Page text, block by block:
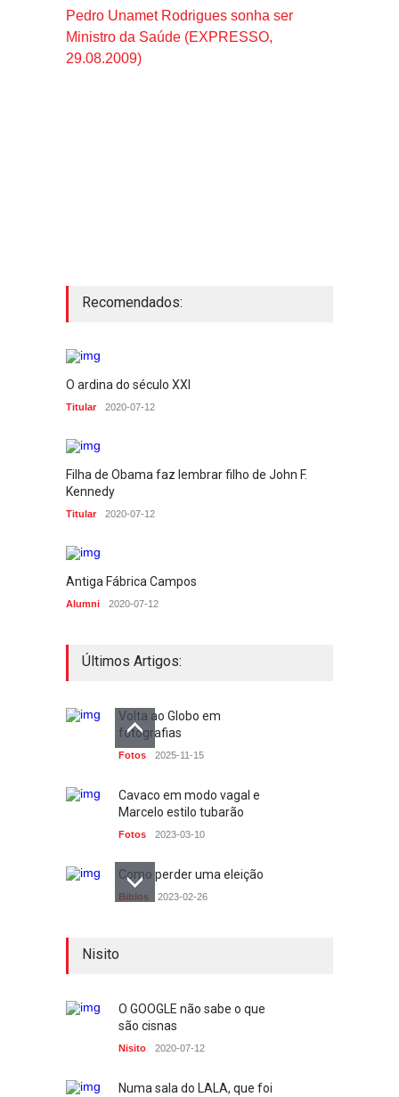
Pedro Unamet Rodrigues sonha ser
Ministro da Saúde (EXPRESSO,
29.08.2009)
Recomendados:
O ardina do século XXI
Titular 2020-07-12
Filha de Obama faz lembrar filho de John F.
Kennedy
Titular 2020-07-12
Antiga Fábrica Campos
Alumni 2020-07-12
Últimos Artigos:
Volta ao Globo em
fotografias
Fotos 2025-11-15
Cavaco em modo vagal e
Marcelo estilo tubarão
Fotos 2023-03-10
Como perder uma eleição
Biblos 2023-02-26
2023-02-07
Deu a doida nos caramelos
Nisito
O GOOGLE não sabe o que
são cisnas
Nisito 2020-07-12
Numa sala do LALA, que foi